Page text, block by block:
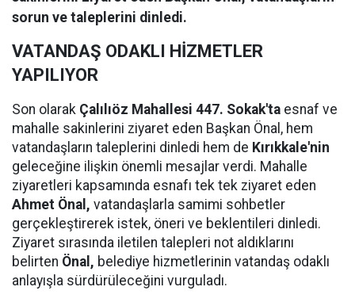
sorun ve taleplerini dinledi.
VATANDAŞ ODAKLI HİZMETLER
YAPILIYOR
Son olarak Çalılıöz Mahallesi 447. Sokak'ta esnaf ve
mahalle sakinlerini ziyaret eden Başkan Önal, hem
vatandaşların taleplerini dinledi hem de Kırıkkale'nin
geleceğine ilişkin önemli mesajlar verdi. Mahalle
ziyaretleri kapsamında esnafı tek tek ziyaret eden
Ahmet Önal, vatandaşlarla samimi sohbetler
gerçekleştirerek istek, öneri ve beklentileri dinledi.
Ziyaret sırasında iletilen talepleri not aldıklarını
belirten Önal, belediye hizmetlerinin vatandaş odaklı
anlayışla sürdürüleceğini vurguladı.